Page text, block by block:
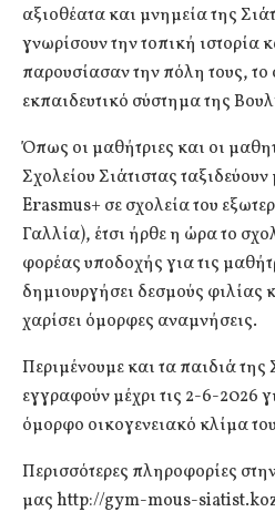
αξιοθέατα και μνημεία της
γνωρίσουν την τοπική ιστορία
παρουσίασαν την πόλη τους, το
εκπαιδευτικό σύστημα της
Όπως οι μαθήτριες και οι
Σχολείου Σιάτιστας
Erasmus+ σε σχολεία του
Γαλλία), έτσι ήρθε η ώρα το
φορέας υποδοχής για τις
δημιουργήσει δεσμούς φιλίας
χαρίσει όμορφες αναμνήσεις.
Περιμένουμε και τα παιδιά
εγγραφούν μέχρι τις 2-6-2026
όμορφο οικογενειακό κλίμα
Περισσότερες πληροφορίες
μας http://gym-mous-